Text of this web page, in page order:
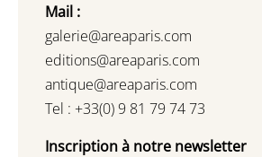
Mail :
galerie@areaparis.com
editions@areaparis.com
antique@areaparis.com
Tel : +33(0) 9 81 79 74 73
Inscription à notre newsletter